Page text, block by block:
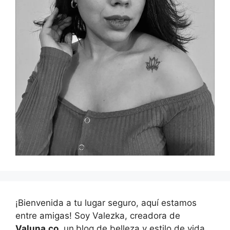
¡Bienvenida a tu lugar seguro, aquí estamos
entre amigas! Soy Valezka, creadora de